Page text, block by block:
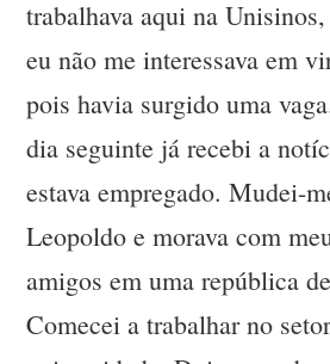
trabalhava aqui na
eu não me interessava em
pois havia surgido uma
dia seguinte já recebi a
estava empregado. Mudei-
Leopoldo e morava com
amigos em uma república
Comecei a trabalhar no